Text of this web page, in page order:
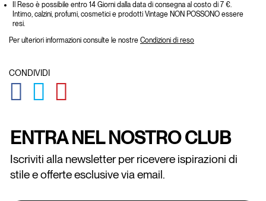
Il Reso è possibile entro 14 Giorni dalla data di consegna al costo di 7 €.
Intimo, calzini, profumi, cosmetici e prodotti Vintage NON POSSONO essere
resi.
Per ulteriori informazioni consulte le nostre Condizioni di reso
CONDIVIDI
GLOBAL.SOCIALSHARE.FACEBOOK
GLOBAL.SOCIALSHARE.TWITTER
ENTRA NEL NOSTRO CLUB
Iscriviti alla newsletter per ricevere ispirazioni di
stile e offerte esclusive via email.